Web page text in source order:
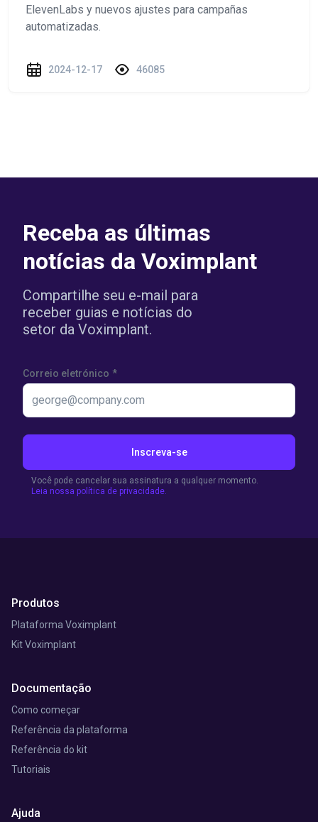
ElevenLabs y nuevos ajustes para campañas
automatizadas.
2024-12-17 46085
Receba as últimas
notícias da Voximplant
Compartilhe seu e-mail para
receber guias e notícias do
setor da Voximplant.
Correio eletrónico *
Inscreva-se
Você pode cancelar sua assinatura a qualquer momento.
Leia nossa política de privacidade.
Produtos
Plataforma Voximplant
Kit Voximplant
Documentação
Como começar
Referência da plataforma
Referência do kit
Tutoriais
Ajuda